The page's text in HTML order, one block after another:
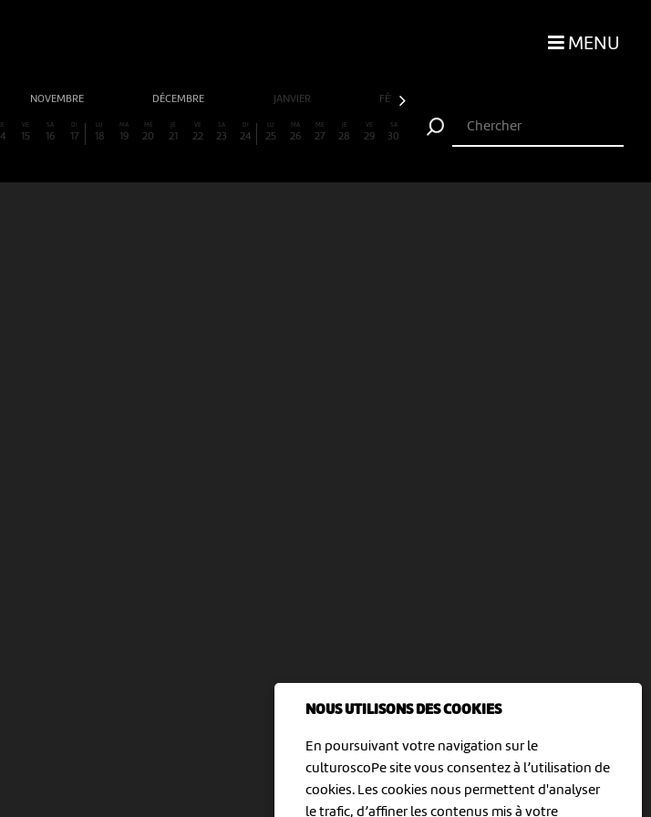
NOUS UTILISONS DES COOKIES
En poursuivant votre navigation sur le
culturoscoPe site vous consentez à l’utilisation de
cookies. Les cookies nous permettent d'analyser
le trafic, d’affiner les contenus mis à votre
MENU
NOVEMBRE DÉCEMBRE JANVIER FÉVRIER
JE VE
15
SA
16
DI
17
LU
18
MA
19
ME
20
JE
21
VE
22
SA
23
DI
24
LU
25
MA
26
ME
27
JE
28
VE
29
SA
30